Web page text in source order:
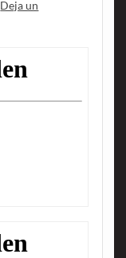
Deja un